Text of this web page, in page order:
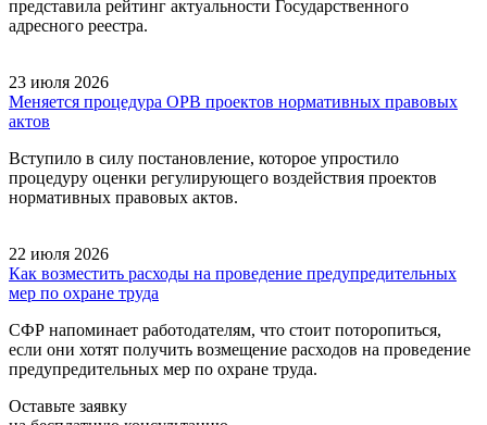
представила рейтинг актуальности Государственного
адресного реестра.
23 июля 2026
Меняется процедура ОРВ проектов нормативных правовых
актов
Вступило в силу постановление, которое упростило
процедуру оценки регулирующего воздействия проектов
нормативных правовых актов.
22 июля 2026
Как возместить расходы на проведение предупредительных
мер по охране труда
СФР напоминает работодателям, что стоит поторопиться,
если они хотят получить возмещение расходов на проведение
предупредительных мер по охране труда.
Оставьте заявку